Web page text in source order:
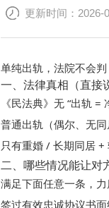
更新时间：2026-
单纯出轨，法院不会
一、法律真相（直接
《民法典》无 “出轨 =
普通出轨（偶尔、无同
只有重婚 / 长期同居
二、哪些情况能让对
满足下面任意一条，力
签过有效忠诚协议书面